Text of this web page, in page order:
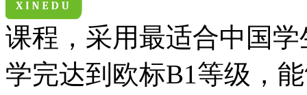
课程，采用最适合中国
学完达到欧标B1等级，